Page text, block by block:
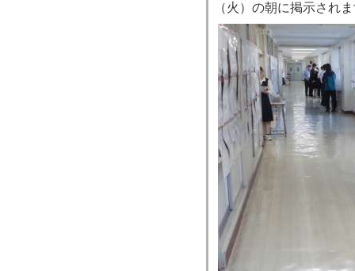
（火）の朝に掲示され